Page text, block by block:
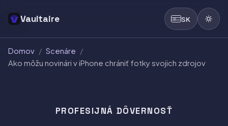
Vaultaire SK
Domov / Scenáre /
Ako môžu novinári v iPhone chrániť fotky svojich zdrojov
PROFESIJNÁ DÔVERNOSŤ